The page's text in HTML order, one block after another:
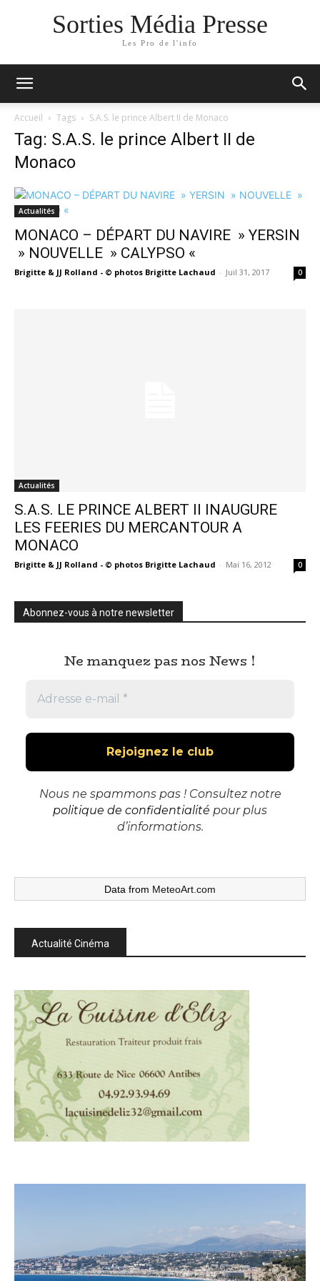
Sorties Média Presse
Les Pro de l'info
Accueil Tags S.A.S. le prince Albert II de Monaco
Tag: S.A.S. le prince Albert II de
Monaco
Actualités
MONACO – DÉPART DU NAVIRE » YERSIN
» NOUVELLE » CALYPSO «
Brigitte & JJ Rolland - © photos Brigitte Lachaud - Juil 31, 2017 0
Actualités
S.A.S. LE PRINCE ALBERT II INAUGURE
LES FEERIES DU MERCANTOUR A
MONACO
Brigitte & JJ Rolland - © photos Brigitte Lachaud - Mai 16, 2012 0
Abonnez-vous à notre newsletter
Ne manquez pas nos News !
Nous ne spammons pas ! Consultez notre
politique de confidentialité pour plus
d’informations.
Data from MeteoArt.com
Actualité Cinéma